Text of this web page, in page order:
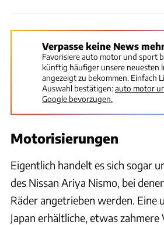
Verpasse keine News
Favorisiere auto motor und sport
künftig häufiger unsere neuesten
angezeigt zu bekommen. Einfach
Auswahl bestätigen:auto motor
Google bevorzugen.
Motorisierungen
Eigentlich handelt es sich sogar
des Nissan Ariya Nismo, bei
Räder angetrieben werden. Eine
Japan erhältliche, etwas